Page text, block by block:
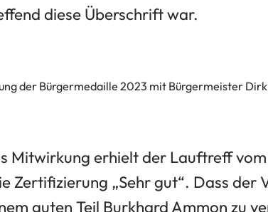
diese Überschrift war.
der Bürgermedaille 2023 mit Bürgermeister
Mitwirkung erhielt der Lauftreff
Zertifizierung „Sehr gut“. Dass der
guten Teil Burkhard Ammon zu